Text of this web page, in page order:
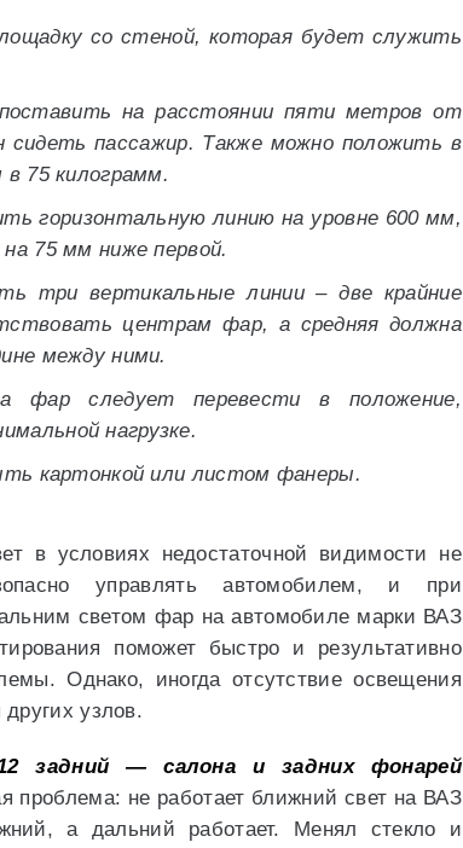
со стеной, которая будет служить
на расстоянии пяти метров от
сидеть пассажир. Также можно положить в
75 килограмм.
горизонтальную линию на уровне 600 мм,
75 мм ниже первой.
три вертикальные линии – две крайние
центрам фар, а средняя должна
между ними.
фар следует перевести в положение,
нагрузке.
картонкой или листом фанеры.
в условиях недостаточной видимости не
управлять автомобилем, и при
светом фар на автомобиле марки ВАЗ
поможет быстро и результативно
Однако, иногда отсутствие освещения
узлов.
задний — салона и задних фонарей
проблема: не работает ближний свет на ВАЗ
а дальний работает. Менял стекло и